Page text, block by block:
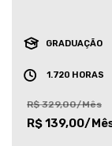
GRADUAÇÃO
1.720 HORAS
R$ 329,00/Mês
R$ 139,00/